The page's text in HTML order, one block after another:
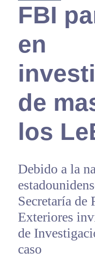
FBI
en
de
los
Debido a la
Secretaría de
Exteriores
de
caso